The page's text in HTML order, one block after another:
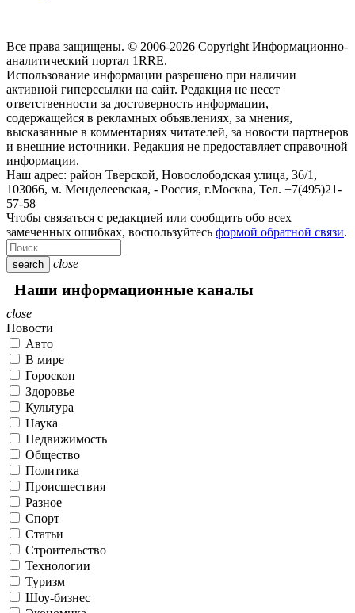
Все права защищены. © 2006-2026 CopyrightИнформационно-
аналитический портал 1RRE.
Использование информации разрешено при наличии
активной гиперссылки на сайт. Редакция не несет
ответственности за достоверность информации,
содержащейся в рекламных объявлениях, за мнения,
высказанные в комментариях читателей, за новости партнеров
и внешние источники. Редакция не предоставляет справочной
информации.
Наш адрес: район Тверской, Новослободская улица, 36/1,
103066, м. Менделеевская, - Россия, г.Москва, Тел. +7(495)21-
57-58
Чтобы связаться с редакцией или сообщить обо всех
замеченных ошибках, воспользуйтесь формой обратной связи.
search close
Наши информационные каналы
close
Новости
Авто
В мире
Гороскоп
Здоровье
Культура
Наука
Недвижимость
Общество
Политика
Происшествия
Разное
Спорт
Статьи
Строительство
Технологии
Туризм
Шоу-бизнес